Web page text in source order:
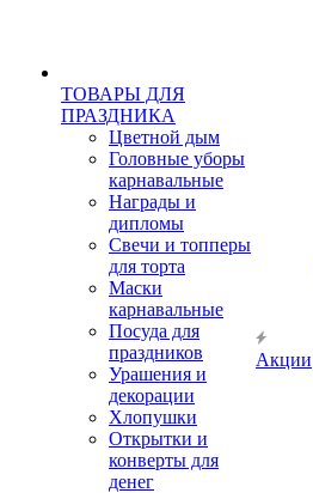
ТОВАРЫ ДЛЯ
ПРАЗДНИКА
Цветной дым
Головные уборы
карнавальные
Награды и
дипломы
Свечи и топперы
для торта
Маски
карнавальные
Посуда для
праздников
Урашения и
декорации
Хлопушки
Открытки и
конверты для
денег
Акции